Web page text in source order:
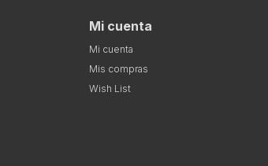
Mi cuenta
Mi cuenta
Mis compras
Wish List